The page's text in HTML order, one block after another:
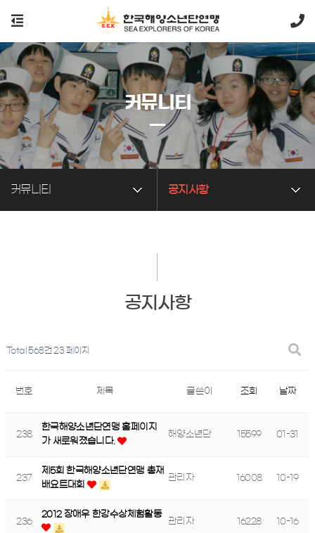
커뮤니티 공지사항
커뮤니티
공지사항
Total 568건 23 페이지
번호 제목 글쓴이 조회 날짜
238
한국해양소년단연맹 홈페이지
가 새로워졌습니다.
해양소년단 15599 01-31
237
제5회 한국해양소년단연맹 총재
배요트대회
관리자 16008 10-19
236
2012 장애우 한강수상체험활동
관리자 16228 10-16